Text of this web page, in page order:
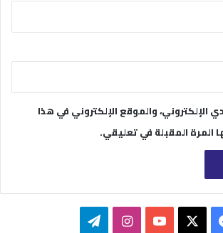
الإلكتروني، والموقع الإلكتروني في هذا
المرة المقبلة في تعليقي.
فيسبوك ‫YouTubeانستقرامتيلقرام